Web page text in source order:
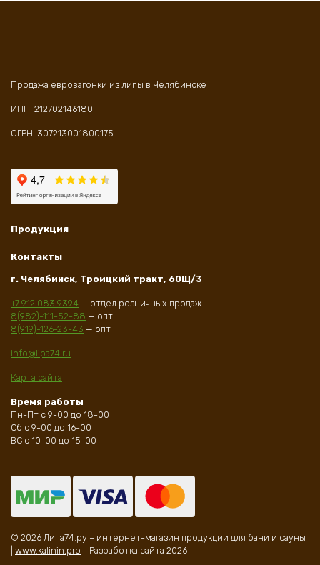
Продажа евровагонки из липы в Челябинске
ИНН: 212702146180
ОГРН: 307213001800175
Продукция
Контакты
г. Челябинск, Троицкий тракт, 60Щ/3
+7 912 083 9394 — отдел розничных продаж
8(982)-111-52-88 — опт
8(919)-126-23-43 — опт
info@lipa74.ru
Карта сайта
Время работы
Пн-Пт с 9-00 до 18-00
Сб с 9-00 до 16-00
ВС с 10-00 до 15-00
© 2026 Липа74.ру – интернет-магазин продукции для бани и сауны
www.kalinin.pro - Разработка сайта 2026